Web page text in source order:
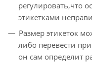
регулировать,что
этикетками
Размер этикеток
либо перевести
он сам определит